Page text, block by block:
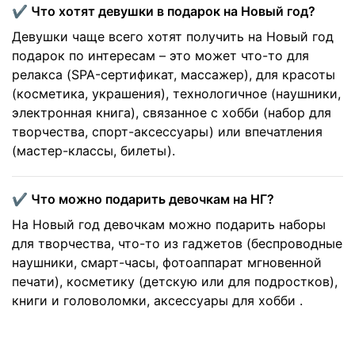
✔️ Что хотят девушки в подарок на Новый год?
Девушки чаще всего хотят получить на Новый год
подарок по интересам – это может что-то для
релакса (SPA-сертификат, массажер), для красоты
(косметика, украшения), технологичное (наушники,
электронная книга), связанное с хобби (набор для
творчества, спорт-аксессуары) или впечатления
(мастер-классы, билеты).
✔️ Что можно подарить девочкам на НГ?
На Новый год девочкам можно подарить наборы
для творчества, что-то из гаджетов (беспроводные
наушники, смарт-часы, фотоаппарат мгновенной
печати), косметику (детскую или для подростков),
книги и головоломки, аксессуары для хобби .